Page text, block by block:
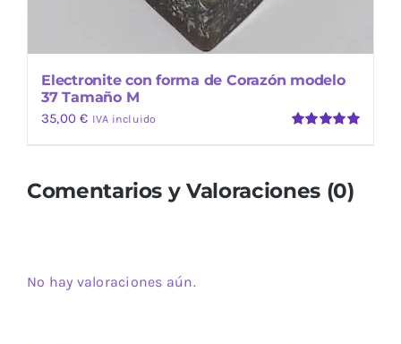
Electronite con forma de Corazón modelo
37 Tamaño M
35,00€ IVA incluido
Comentarios y Valoraciones (0)
No hay valoraciones aún.